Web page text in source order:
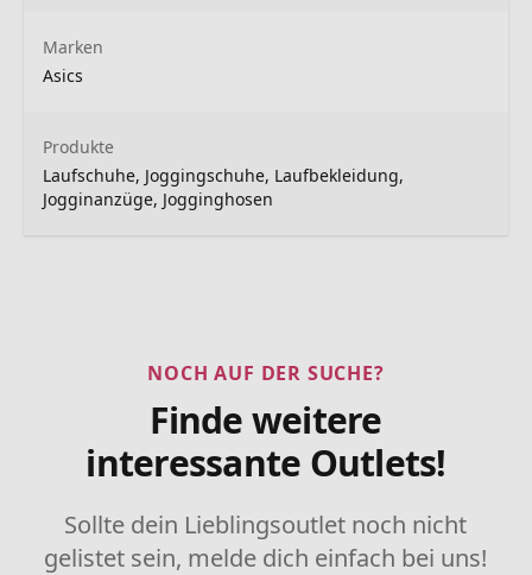
Marken
Asics
Produkte
Laufschuhe, Joggingschuhe, Laufbekleidung,
Jogginanzüge, Jogginghosen
NOCH AUF DER SUCHE?
Finde weitere
interessante Outlets!
Sollte dein Lieblingsoutlet noch nicht
gelistet sein, melde dich einfach bei uns!